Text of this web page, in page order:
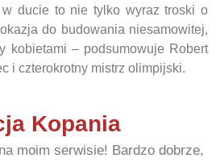
w ducie to nie tylko wyraz troski o
do budowania niesamowitej,
kobietami – podsumowuje Robert
i czterokrotny mistrz olimpijski.
Kopania
moim serwisie! Bardzo dobrze,